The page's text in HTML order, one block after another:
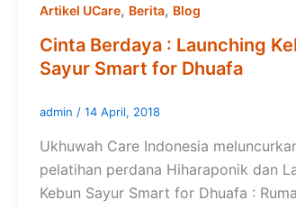
Artikel UCare, Berita, Blog
Cinta Berdaya : Launching
Sayur Smart for Dhuafa
admin / 14 April, 2018
Ukhuwah Care Indonesia
pelatihan perdana Hiharaponik dan
Kebun Sayur Smart for Dhuafa :